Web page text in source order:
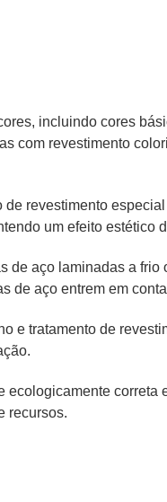
incluindo cores
com revestimento
revestimento
um efeito estético
aço laminadas a
aço entrem em
e tratamento de
correta
recursos.